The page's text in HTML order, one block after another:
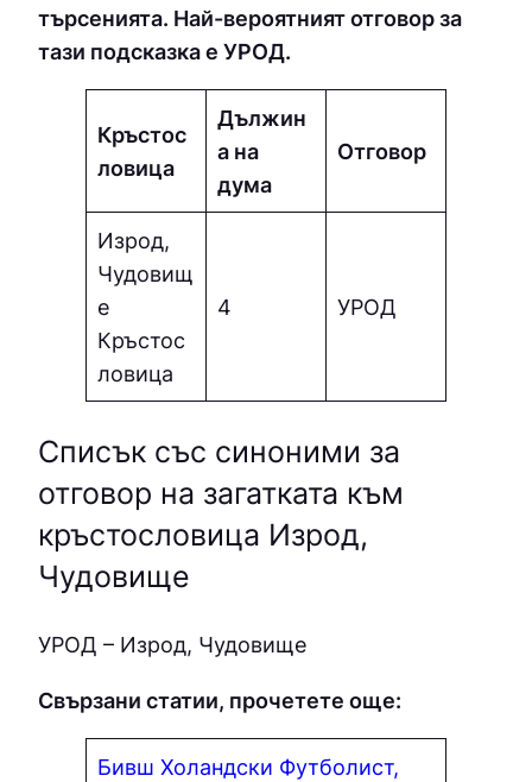
търсенията. Най-вероятният отговор за
тази подсказка е УPOД.
Кръстос
ловица
Дължин
а на
дума
Отговор
Изрод,
Чудовищ
е
Кръстос
ловица
4 УPOД
Списък със синоними за
отговор на загатката към
кръстословица Изрод,
Чудовище
УPOД – Изрод, Чудовище
Свързани статии, прочетете още:
Бивш Холандски Футболист,